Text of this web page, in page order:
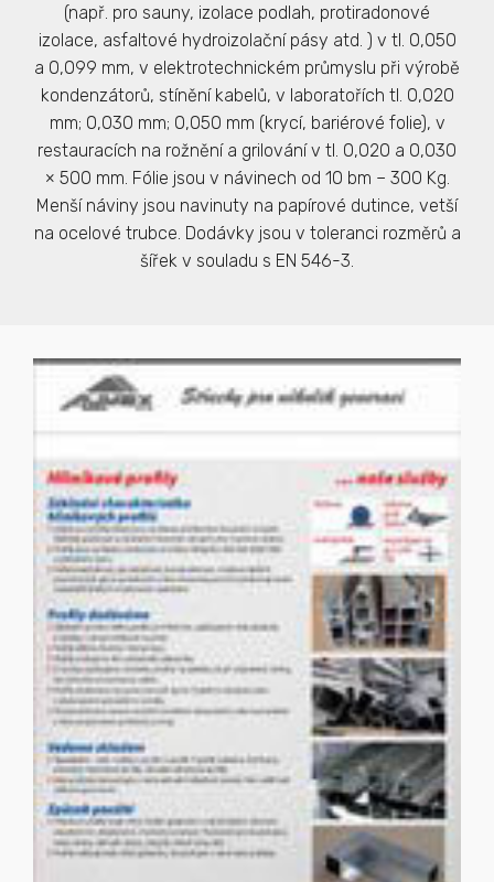
(např. pro sauny, izolace podlah, protiradonové
izolace, asfaltové hydroizolační pásy atd. ) v tl. 0,050
a 0,099 mm, v elektrotechnickém průmyslu při výrobě
kondenzátorů, stínění kabelů, v laboratořích tl. 0,020
mm; 0,030 mm; 0,050 mm (krycí, bariérové folie), v
restauracích na rožnění a grilování v tl. 0,020 a 0,030
× 500 mm. Fólie jsou v návinech od 10 bm – 300 Kg.
Menší náviny jsou navinuty na papírové dutince, vetší
na ocelové trubce. Dodávky jsou v toleranci rozměrů a
šířek v souladu s EN 546-3.